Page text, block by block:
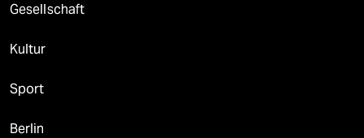
Gesellschaft
Kultur
Sport
Berlin